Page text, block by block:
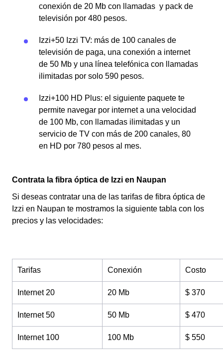
conexión de 20 Mb con llamadas y pack de
televisión por 480 pesos.
Izzi+50 Izzi TV: más de 100 canales de
televisión de paga, una conexión a internet
de 50 Mb y una línea telefónica con llamadas
ilimitadas por solo 590 pesos.
Izzi+100 HD Plus: el siguiente paquete te
permite navegar por internet a una velocidad
de 100 Mb, con llamadas ilimitadas y un
servicio de TV con más de 200 canales, 80
en HD por 780 pesos al mes.
Contrata la fibra óptica de Izzi en Naupan
Si deseas contratar una de las tarifas de fibra óptica de
Izzi en Naupan te mostramos la siguiente tabla con los
precios y las velocidades:
Tarifas Conexión Costo
Internet 20 20 Mb $ 370
Internet 50 50 Mb $ 470
Internet 100 100 Mb $ 550